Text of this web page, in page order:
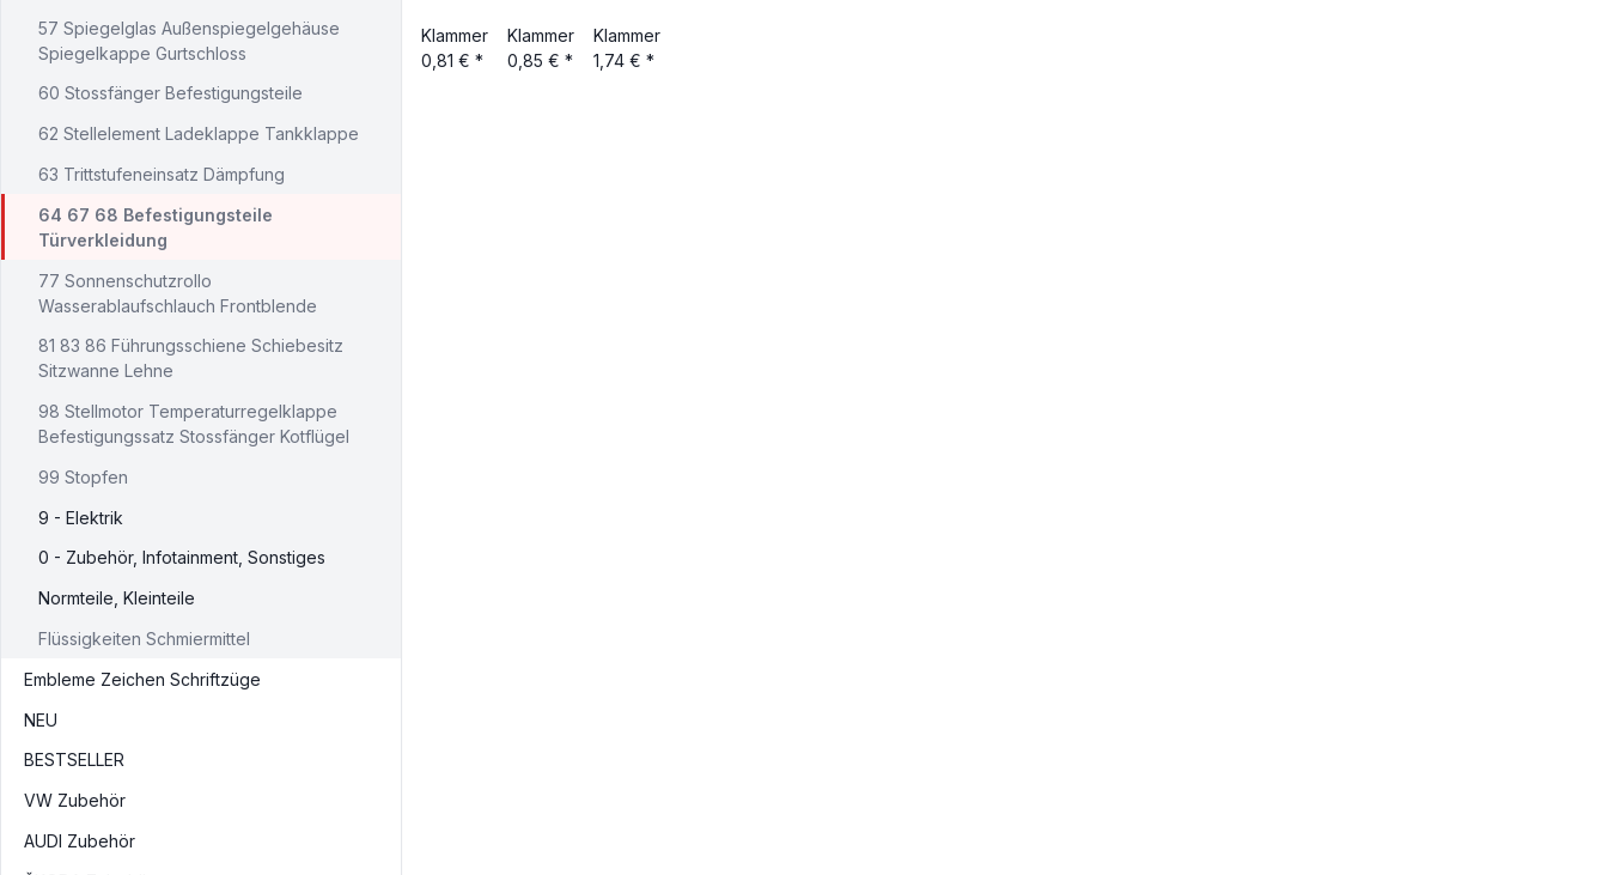
Klammer
0,81 € *
Klammer
0,85 € *
Klammer
1,74 € *
57 Spiegelglas Außenspiegelgehäuse
Spiegelkappe Gurtschloss
60 Stossfänger Befestigungsteile
62 Stellelement Ladeklappe Tankklappe
63 Trittstufeneinsatz Dämpfung
64 67 68 Befestigungsteile
Türverkleidung
77 Sonnenschutzrollo
Wasserablaufschlauch Frontblende
81 83 86 Führungsschiene Schiebesitz
Sitzwanne Lehne
98 Stellmotor Temperaturregelklappe
Befestigungssatz Stossfänger Kotflügel
99 Stopfen
9 - Elektrik
0 - Zubehör, Infotainment, Sonstiges
Normteile, Kleinteile
Flüssigkeiten Schmiermittel
Embleme Zeichen Schriftzüge
NEU
BESTSELLER
VW Zubehör
AUDI Zubehör